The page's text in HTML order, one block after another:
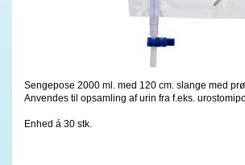
Sengepose 2000 ml. med 120 cm. slange med
Anvendes til opsamling af urin fra f.eks.
Enhed á 30 stk.